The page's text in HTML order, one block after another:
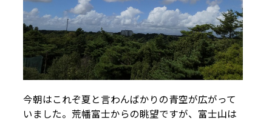
今朝はこれぞ夏と言わんばかりの青空が広がって
いました。荒幡富士からの眺望ですが、富士山は